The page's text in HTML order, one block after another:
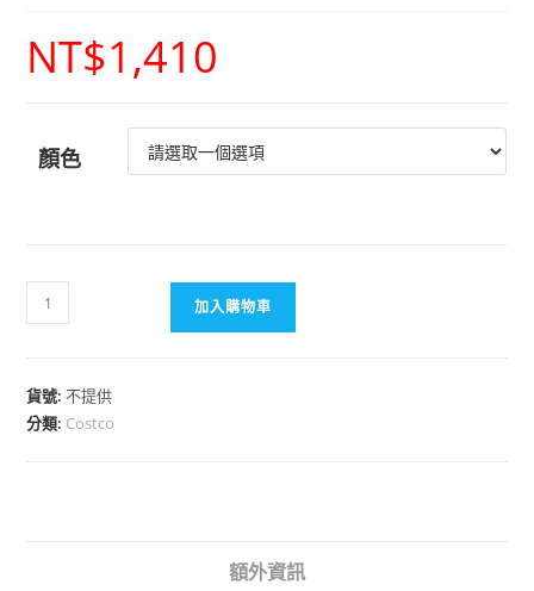
NT$1,410
顏色
加入購物車
貨號:不提供
分類: Costco
額外資訊